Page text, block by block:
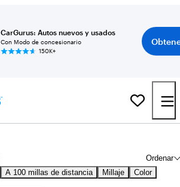
CarGurus: Autos nuevos y usados
Con Modo de concesionario
150K+
Ordenar
A 100 millas de distancia Millaje Color